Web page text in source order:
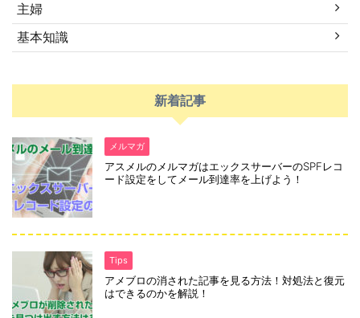
主婦
基本知識
新着記事
メルマガ
アスメルのメルマガはエックスサーバーのSPFレコ
ード設定をしてメール到達率を上げよう！
Tips
アメブロの消された記事を見る方法！対処法と復元
はできるのかを解説！